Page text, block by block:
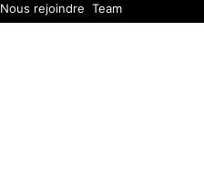
Nous rejoindre Team